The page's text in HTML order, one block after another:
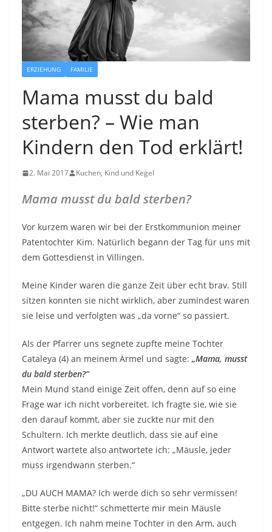
ERZIEHUNG FAMILIE
Mama musst du bald
sterben? – Wie man
Kindern den Tod erklärt!
2. Mai 2017 Kuchen, Kind und Kegel
Mama musst du bald sterben?
Vor kurzem waren wir bei der Erstkommunion meiner
Patentochter Kim. Natürlich begann der Tag für uns mit
dem Gottesdienst in Villingen.
Meine Kinder waren die ganze Zeit über echt brav. Still
sitzen konnten sie nicht wirklich, aber zumindest waren
sie leise und verfolgten was „da vorne“ so passiert.
Als der Pfarrer uns segnete zupfte meine Tochter
Cataleya (4) an meinem Ärmel und sagte: „Mama, musst
du bald sterben?“
Mein Mund stand einige Zeit offen, denn auf so eine
Frage war ich nicht vorbereitet. Ich fragte sie, wie sie
den darauf kommt, aber sie zuckte nur mit den
Schultern. Ich merkte deutlich, dass sie auf eine
Antwort wartete also antwortete ich: „Mäusle, jeder
muss irgendwann sterben.“
„DU AUCH MAMA? Ich werde dich so sehr vermissen!
Bitte sterbe nicht!“ schmetterte mir mein Mäusle
entgegen. Ich nahm meine Tochter in den Arm, auch